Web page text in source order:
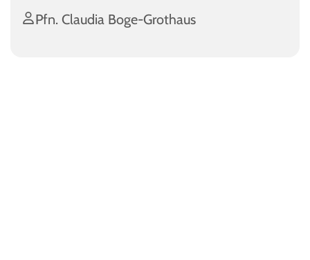
Pfn. Claudia Boge-Grothaus